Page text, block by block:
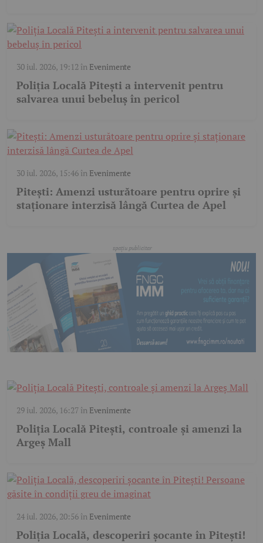
30 iul. 2026, 19:12 în Evenimente
Poliția Locală Pitești a intervenit pentru
salvarea unui bebeluș în pericol
30 iul. 2026, 15:46în Evenimente
Pitești: Amenzi usturătoare pentru oprire și
staționare interzisă lângă Curtea de Apel
29 iul. 2026, 16:27în Evenimente
Poliția Locală Pitești, controale și amenzi la
Argeș Mall
24 iul. 2026, 20:56în Evenimente
Poliția Locală, descoperiri șocante în Pitești!